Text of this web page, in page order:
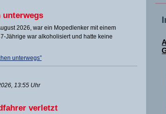
unterwegs
2026, war ein Mopedlenker mit einem
Jährige war alkoholisiert und hatte keine
unterwegs”
13:55 Uhr
verletzt